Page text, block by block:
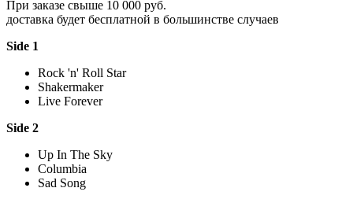
При заказе свыше 10 000 руб.
доставка будет бесплатной в большинстве случаев
Side 1
Rock 'n' Roll Star
Shakermaker
Live Forever
Side 2
Up In The Sky
Columbia
Sad Song